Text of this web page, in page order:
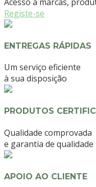
Registe-se
ENTREGAS RÁPIDAS
Um serviço eficiente
à sua disposição
PRODUTOS
Qualidade comprovada
e garantia de qualidade
APOIO AO CLIENTE